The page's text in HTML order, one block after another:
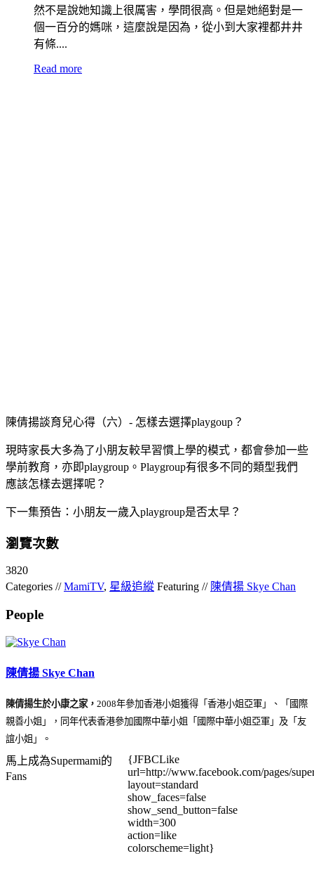
然不是說她知識上很厲害，學問很高。但是她絕對是一
個一百分的媽咪，這麼說是因為，從小到大家裡都井井
有條....
Read more
陳倩揚談育兒心得（六）- 怎樣去選擇playgoup？
現時家長大多為了小朋友較早習慣上學的模式，都會參加一些
學前教育，亦即playgroup。Playgroup有很多不同的類型我們
應該怎樣去選擇呢？
下一集預告：小朋友一歲入playgroup是否太早？
瀏覽次數
3820
Categories //MamiTV, 星級追縱 Featuring // 陳倩揚 Skye Chan
People
陳倩揚 Skye Chan
陳倩揚生於小康之家， 2008年參加香港小姐獲得「香港小姐亞軍」、「國際
親善小姐」，同年代表香港參加國際中華小姐「國際中華小姐亞軍」及「友
誼小姐」。
馬上成為Supermami的
Fans
{JFBCLike
url=http://www.facebook.com/pages/
layout=standard
show_faces=false
show_send_button=false
width=300
action=like
colorscheme=light}